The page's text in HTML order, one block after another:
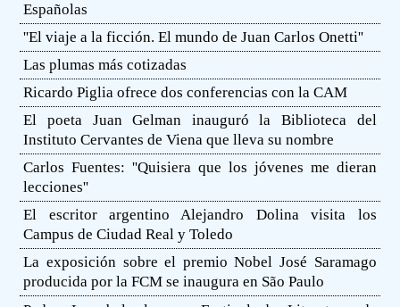
Españolas
''El viaje a la ficción. El mundo de Juan Carlos Onetti''
Las plumas más cotizadas
Ricardo Piglia ofrece dos conferencias con la CAM
El poeta Juan Gelman inauguró la Biblioteca del
Instituto Cervantes de Viena que lleva su nombre
Carlos Fuentes: ''Quisiera que los jóvenes me dieran
lecciones''
El escritor argentino Alejandro Dolina visita los
Campus de Ciudad Real y Toledo
La exposición sobre el premio Nobel José Saramago
producida por la FCM se inaugura en São Paulo